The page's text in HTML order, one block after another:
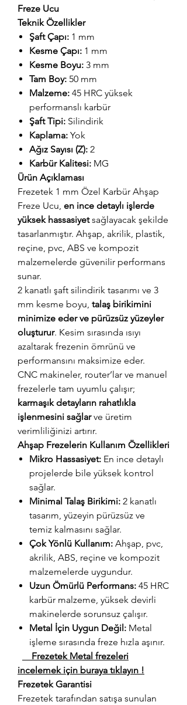
Freze Ucu
Teknik Özellikler
Şaft Çapı: 1 mm
Kesme Çapı: 1 mm
Kesme Boyu: 3 mm
Tam Boy: 50 mm
Malzeme: 45 HRC yüksek
performanslı karbür
Şaft Tipi: Silindirik
Kaplama: Yok
Ağız Sayısı (Z): 2
Karbür Kalitesi: MG
Ürün Açıklaması
Frezetek 1 mm Özel Karbür Ahşap
Freze Ucu, en ince detaylı işlerde
yüksek hassasiyetsağlayacak şekilde
tasarlanmıştır. Ahşap, akrilik, plastik,
reçine, pvc, ABS ve kompozit
malzemelerde güvenilir performans
sunar.
2 kanatlı şaft silindirik tasarımı ve 3
mm kesme boyu, talaş birikimini
minimize eder ve pürüzsüz yüzeyler
oluşturur. Kesim sırasında ısıyı
azaltarak frezenin ömrünü ve
performansını maksimize eder.
CNC makineler, router’lar ve manuel
frezelerle tam uyumlu çalışır;
karmaşık detayların rahatlıkla
işlenmesini sağlarve üretim
verimliliğinizi artırır.
Ahşap Frezelerin Kullanım Özellikleri
Mikro Hassasiyet: En ince detaylı
projelerde bile yüksek kontrol
sağlar.
Minimal Talaş Birikimi: 2 kanatlı
tasarım, yüzeyin pürüzsüz ve
temiz kalmasını sağlar.
Çok Yönlü Kullanım: Ahşap, pvc,
akrilik, ABS, reçine ve kompozit
malzemelerde uygundur.
Uzun Ömürlü Performans: 45 HRC
karbür malzeme, yüksek devirli
makinelerde sorunsuz çalışır.
Metal İçin Uygun Değil: Metal
işleme sırasında freze hızla aşınır.
Frezetek Metal frezeleri
incelemek için buraya tıklayın !
Frezetek Garantisi
Frezetek tarafından satışa sunulan